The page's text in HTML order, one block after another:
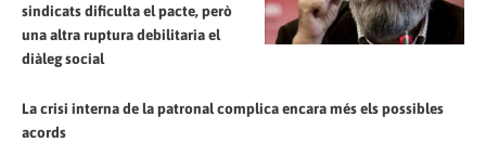
sindicats dificulta el pacte, però
una altra ruptura debilitaria el
diàleg social
La crisi interna de la patronal complica encara més els possibles
acords